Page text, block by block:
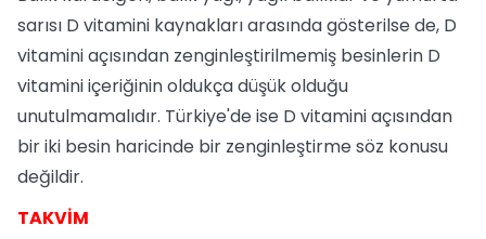
sarısı D vitamini kaynakları arasında gösterilse de, D
vitamini açısından zenginleştirilmemiş besinlerin D
vitamini içeriğinin oldukça düşük olduğu
unutulmamalıdır. Türkiye'de ise D vitamini açısından
bir iki besin haricinde bir zenginleştirme söz konusu
değildir.
TAKVİM